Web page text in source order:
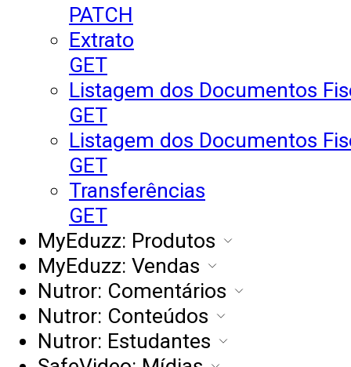
PATCH
Extrato
GET
Listagem dos Documentos
GET
Listagem dos Documentos
GET
Transferências
GET
MyEduzz: Produtos
MyEduzz: Vendas
Nutror: Comentários
Nutror: Conteúdos
Nutror: Estudantes